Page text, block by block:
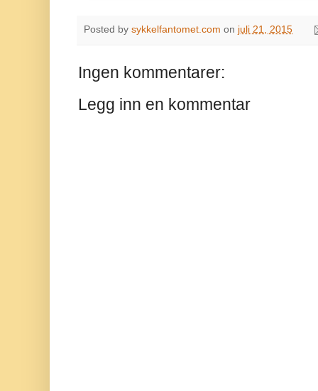
Posted by sykkelfantomet.com on juli 21, 2015
Ingen kommentarer:
Legg inn en kommentar